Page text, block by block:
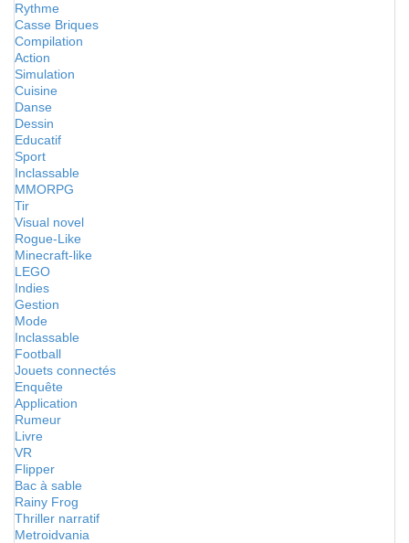
Rythme
Casse Briques
Compilation
Action
Simulation
Cuisine
Danse
Dessin
Educatif
Sport
Inclassable
MMORPG
Tir
Visual novel
Rogue-Like
Minecraft-like
LEGO
Indies
Gestion
Mode
Inclassable
Football
Jouets connectés
Enquête
Application
Rumeur
Livre
VR
Flipper
Bac à sable
Rainy Frog
Thriller narratif
Metroidvania